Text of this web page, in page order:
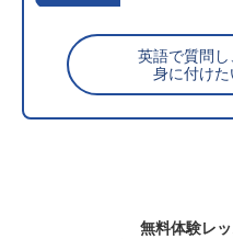
英語で質問
身に付け
無料体験レッ